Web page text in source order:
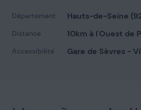
Département Hauts-de-Seine
Distance 10km à l'Ouest de
Accessibilité Gare de Sèvres -